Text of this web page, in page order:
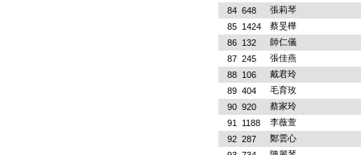
84 648
張莉琴
85 1424
蔡旻樺
86 132
師仁儀
87 245
張佳燕
88 106
戴君玲
89 404
毛育玫
90 920
蔡家玲
91
1188
李薇萱
92 287
鄭雲心